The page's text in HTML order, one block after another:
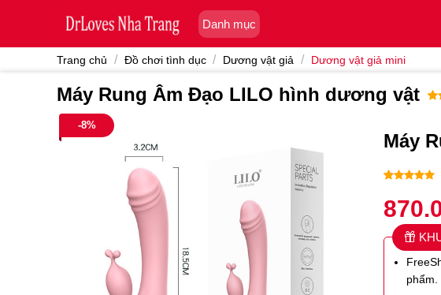
Danh mục
Trang chủ / Đồ chơi tình dục / Dương vật giả / Dương vật giả mini
Máy Rung Âm Đạo LILO hình dương vật
-8%
Máy
dựa trên
đánh giá
phẩm.